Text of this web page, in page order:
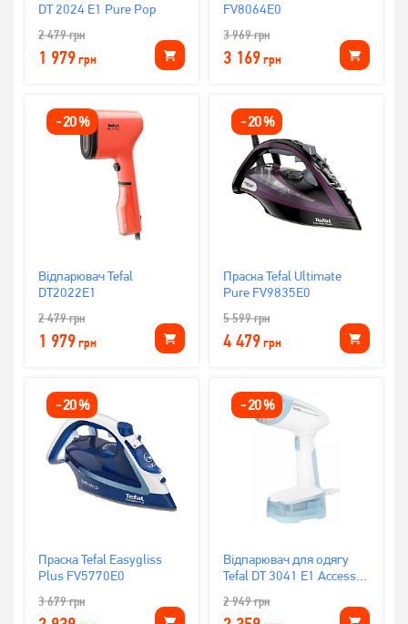
DT 2024 E1 Pure Pop
2 479грн
1 979грн
FV8064E0
3 969грн
3 169грн
-20%
Відпарювач Tefal
DT2022E1
2 479грн
1 979грн
-20%
Праска Tefal Ultimate
Pure FV9835E0
5 599грн
4 479грн
-20%
Праска Tefal Easygliss
Plus FV5770E0
3 679грн
-20%
Відпарювач для одягу
Tefal DT 3041 E1 Access
2 949грн